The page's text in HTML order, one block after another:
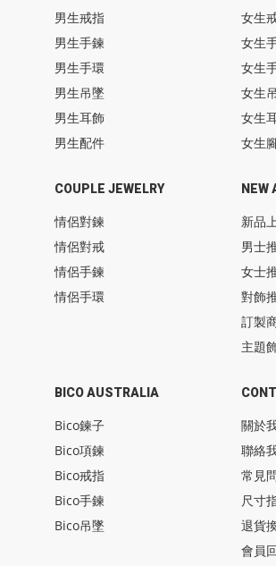
男生戒指
男生手鍊
男生手環
男生吊墜
男生耳飾
男生配件
女生
女生
女生
女生
女生
女生
COUPLE JEWELRY
情侶對鍊
情侶對戒
情侶手鍊
情侶手環
BICO AUSTRALIA
Bico鍊子
Bico項鍊
Bico戒指
Bico手鍊
Bico吊墜
NEW
新品
男士
女士
對飾
訂製
主題
關於
聯絡
常見
尺寸
退貨
會員